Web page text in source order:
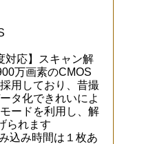
対応】スキャン解
万画素のCMOS
用しており、昔撮
タ化できれいによ
ードを利用し、解
られます
込み時間は１枚あ